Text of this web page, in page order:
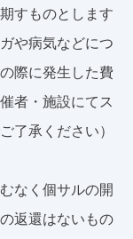
すものとします
や病気などにつ
際に発生した費
者・施設にてス
了承ください）
なく個サルの開
返還はないもの